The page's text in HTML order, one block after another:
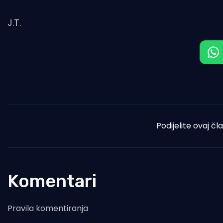
J.T.
Podijelite ovaj
Komentari
Pravila komentiranja